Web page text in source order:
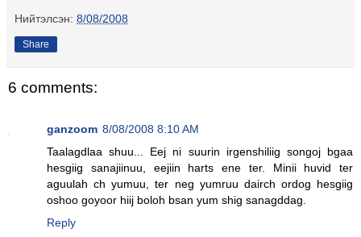
Нийтэлсэн: 8/08/2008
Share
6 comments:
ganzoom 8/08/2008 8:10 AM
Taalagdlaa shuu... Eej ni suurin irgenshiliig songoj bgaa
hesgiig sanajiinuu, eejiin harts ene ter. Minii huvid ter
aguulah ch yumuu, ter neg yumruu dairch ordog hesgiig
oshoo goyoor hiij boloh bsan yum shig sanagddag.
Reply